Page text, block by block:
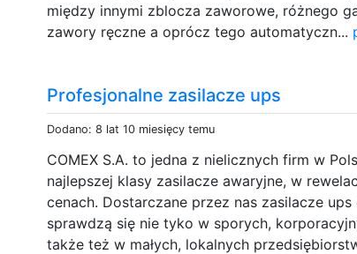
między innymi zblocza zaworowe, różnego
zawory ręczne a oprócz tego automatyczn...
Profesjonalne zasilacze ups
Dodano: 8 lat 10 miesięcy temu
COMEX S.A. to jedna z nielicznych firm w
najlepszej klasy zasilacze awaryjne, w
cenach. Dostarczane przez nas zasilacze ups
sprawdzą się nie tyko w sporych,
także też w małych, lokalnych